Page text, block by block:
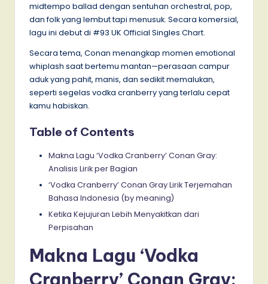
midtempo ballad dengan sentuhan orchestral, pop,
dan folk yang lembut tapi menusuk. Secara komersial,
lagu ini debut di #93 UK Official Singles Chart.
Secara tema, Conan menangkap momen emotional
whiplash saat bertemu mantan—perasaan campur
aduk yang pahit, manis, dan sedikit memalukan,
seperti segelas vodka cranberry yang terlalu cepat
kamu habiskan.
Table of Contents
Makna Lagu ‘Vodka Cranberry’ Conan Gray:
Analisis Lirik per Bagian
‘Vodka Cranberry’ Conan Gray Lirik Terjemahan
Bahasa Indonesia (by meaning)
Ketika Kejujuran Lebih Menyakitkan dari
Perpisahan
Makna Lagu ‘Vodka
Cranberry’ Conan Gray: